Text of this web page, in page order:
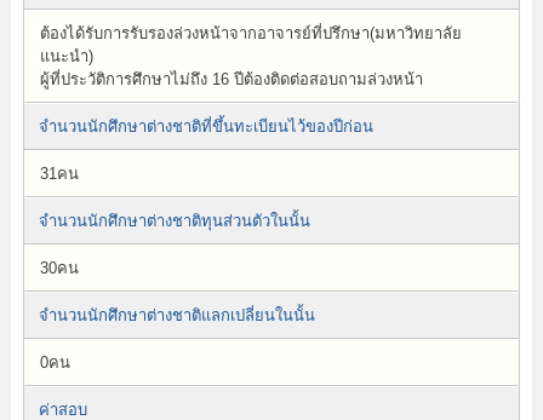
ต้องได้รับการรับรองล่วงหน้าจากอาจารย์ที่ปรึกษา(มหาวิทยาลัย
แนะนำ)
ผู้ที่ประวัติการศึกษาไม่ถึง 16 ปีต้องติดต่อสอบถามล่วงหน้า
จำนวนนักศึกษาต่างชาติที่ขึ้นทะเบียนไว้ของปีก่อน
31คน
จำนวนนักศึกษาต่างชาติทุนส่วนตัวในนั้น
30คน
จำนวนนักศึกษาต่างชาติแลกเปลี่ยนในนั้น
0คน
ค่าสอบ